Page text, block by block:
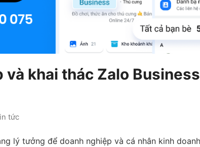
và khai thác Zalo
tức
lý tưởng để doanh nghiệp và cá nhân kinh